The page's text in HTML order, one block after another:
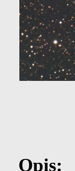
Opis: